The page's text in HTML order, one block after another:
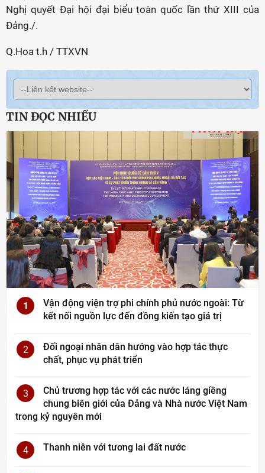
Nghị quyết Đại hội đại biểu toàn quốc lần thứ XIII của
Đảng./.
Q.Hoa t.h / TTXVN
TIN ĐỌC NHIỀU
1
Vận động viện trợ phi chính phủ nước ngoài: Từ
kết nối nguồn lực đến đồng kiến tạo giá trị
2
Đối ngoại nhân dân hướng vào hợp tác thực
chất, phục vụ phát triển
3
Chủ trương hợp tác với các nước láng giềng
chung biên giới của Đảng và Nhà nước Việt Nam
trong kỷ nguyên mới
4 Thanh niên với tương lai đất nước